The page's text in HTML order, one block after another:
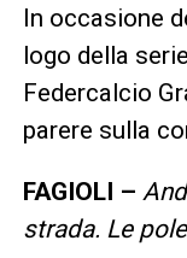
In occasione
logo della
Federcalcio
parere sulla
FAGIOLI –
strada. Le